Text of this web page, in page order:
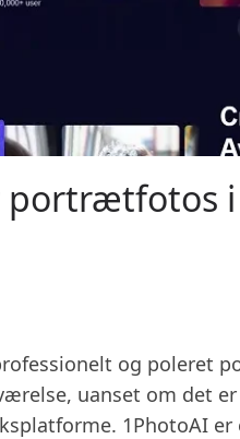
portrætfotos
og poleret
uanset om det
1PhotoAI